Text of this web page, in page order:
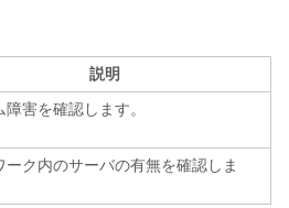
説明
障害を確認します。
ーク内のサーバの有無を確認しま